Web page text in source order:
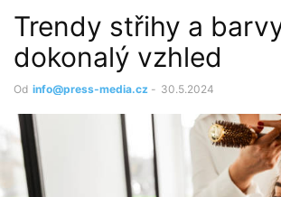
Trendy střihy a
dokonalý vzhled
Od info@press-media.cz - 30.5.2024